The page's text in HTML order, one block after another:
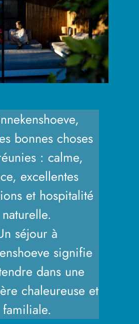
bonnes choses
: calme,
excellentes
et hospitalité
naturelle.
séjour à
signifie
dans une
chaleureuse et
familiale.